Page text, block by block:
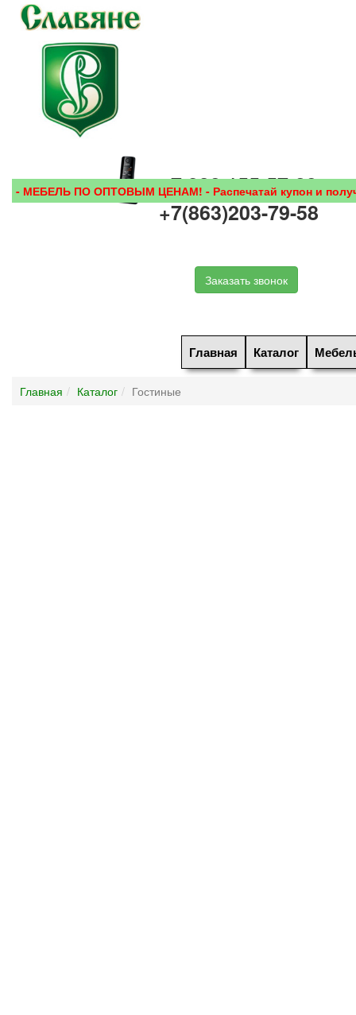
+7 938 155-57-28
+7(863)203-79-58
Заказать звонок
Главная Каталог
ПО ОПТОВЫМ ЦЕНАМ! - Распечатай купон и получи
Главная Каталог Гостиные